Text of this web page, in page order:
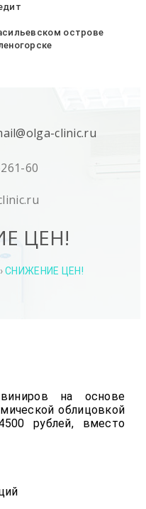
острове
clinic.ru
60
ЦЕН!
› СНИЖЕНИЕ ЦЕН!
на основе
облицовкой
рублей, вместо